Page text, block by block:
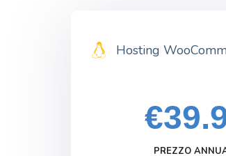
Hosting
PREZZO